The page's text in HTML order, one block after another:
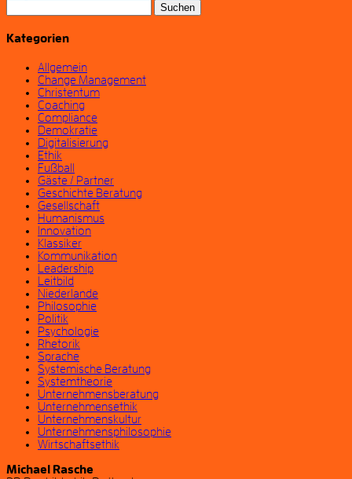
nach:
Kategorien
Allgemein
Change Management
Christentum
Coaching
Compliance
Demokratie
Digitalisierung
Ethik
Fußball
Gäste / Partner
Geschichte Beratung
Gesellschaft
Humanismus
Innovation
Klassiker
Kommunikation
Leadership
Leitbild
Niederlande
Philosophie
Politik
Psychologie
Rhetorik
Sprache
Systemische Beratung
Systemtheorie
Unternehmensberatung
Unternehmensethik
Unternehmenskultur
Unternehmensphilosophie
Wirtschaftsethik
Michael Rasche